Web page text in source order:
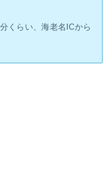
くらい、海老名ICから